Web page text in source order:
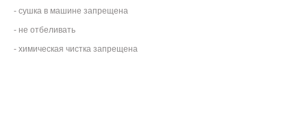
- сушка в машине запрещена
- не отбеливать
- химическая чистка запрещена